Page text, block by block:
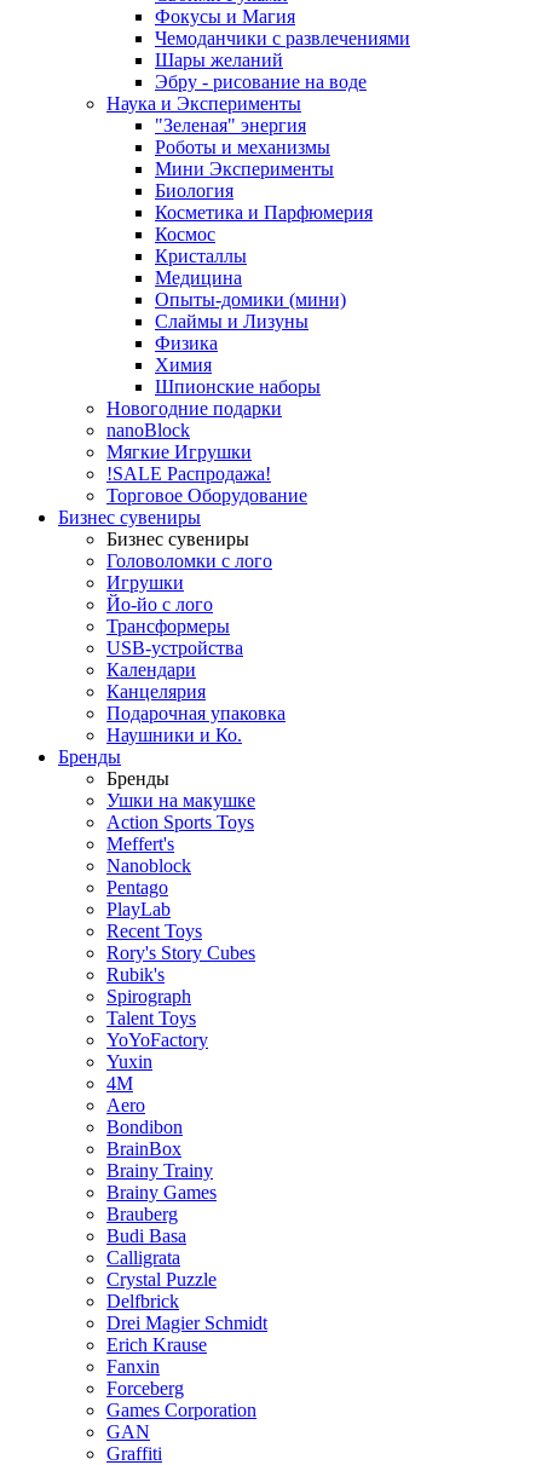
Фокусы и Магия
Чемоданчики с развлечениями
Шары желаний
Эбру - рисование на воде
Наука и Эксперименты
"Зеленая" энергия
Роботы и механизмы
Мини Эксперименты
Биология
Косметика и Парфюмерия
Космос
Кристаллы
Медицина
Опыты-домики (мини)
Слаймы и Лизуны
Физика
Химия
Шпионские наборы
Новогодние подарки
nanoBlock
Мягкие Игрушки
!SALE Распродажа!
Торговое Оборудование
Бизнес сувениры
Бизнес сувениры
Головоломки с лого
Игрушки
Йо-йо с лого
Трансформеры
USB-устройства
Календари
Канцелярия
Подарочная упаковка
Наушники и Ко.
Бренды
Бренды
Ушки на макушке
Action Sports Toys
Meffert's
Nanoblock
Pentago
PlayLab
Recent Toys
Rory's Story Cubes
Rubik's
Spirograph
Talent Toys
YoYoFactory
Yuxin
4M
Aero
Bondibon
BrainBox
Brainy Trainy
Brainy Games
Brauberg
Budi Basa
Calligrata
Crystal Puzzle
Delfbrick
Drei Magier Schmidt
Erich Krause
Fanxin
Forceberg
Games Corporation
GAN
Graffiti